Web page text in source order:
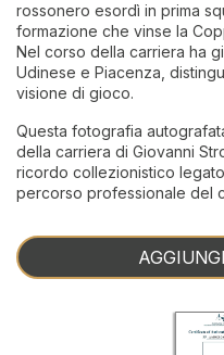
rossonero esordì in prima
formazione che vinse la
Nel corso della carriera ha
Udinese e Piacenza,
visione di gioco.
Questa fotografia
della carriera di Giovanni
ricordo collezionistico
percorso professionale del